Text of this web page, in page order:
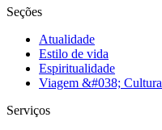
Seções
Atualidade
Estilo de vida
Espiritualidade
Viagem &#038; Cultura
Serviços